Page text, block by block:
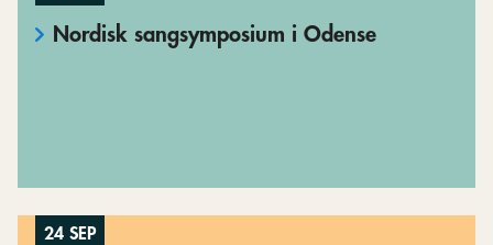
Nordisk sangsymposium i Odense
24 SEP